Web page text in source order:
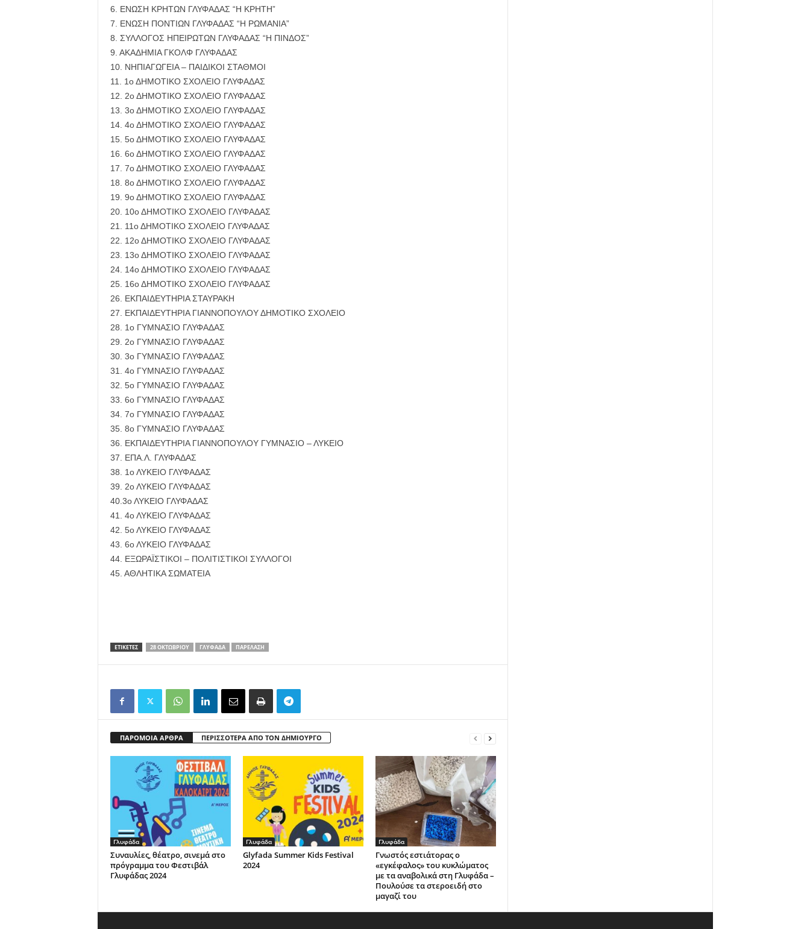
6. ΕΝΩΣΗ ΚΡΗΤΩΝ ΓΛΥΦΑΔΑΣ “Η ΚΡΗΤΗ”
7. ΕΝΩΣΗ ΠΟΝΤΙΩΝ ΓΛΥΦΑΔΑΣ “Η ΡΩΜΑΝΙΑ”
8. ΣΥΛΛΟΓΟΣ ΗΠΕΙΡΩΤΩΝ ΓΛΥΦΑΔΑΣ “Η ΠΙΝΔΟΣ”
9. ΑΚΑΔΗΜΙΑ ΓΚΟΛΦ ΓΛΥΦΑΔΑΣ
10. ΝΗΠΙΑΓΩΓΕΙΑ – ΠΑΙΔΙΚΟΙ ΣΤΑΘΜΟΙ
11. 1ο ΔΗΜΟΤΙΚΟ ΣΧΟΛΕΙΟ ΓΛΥΦΑΔΑΣ
12. 2ο ΔΗΜΟΤΙΚΟ ΣΧΟΛΕΙΟ ΓΛΥΦΑΔΑΣ
13. 3ο ΔΗΜΟΤΙΚΟ ΣΧΟΛΕΙΟ ΓΛΥΦΑΔΑΣ
14. 4ο ΔΗΜΟΤΙΚΟ ΣΧΟΛΕΙΟ ΓΛΥΦΑΔΑΣ
15. 5ο ΔΗΜΟΤΙΚΟ ΣΧΟΛΕΙΟ ΓΛΥΦΑΔΑΣ
16. 6ο ΔΗΜΟΤΙΚΟ ΣΧΟΛΕΙΟ ΓΛΥΦΑΔΑΣ
17. 7ο ΔΗΜΟΤΙΚΟ ΣΧΟΛΕΙΟ ΓΛΥΦΑΔΑΣ
18. 8ο ΔΗΜΟΤΙΚΟ ΣΧΟΛΕΙΟ ΓΛΥΦΑΔΑΣ
19. 9ο ΔΗΜΟΤΙΚΟ ΣΧΟΛΕΙΟ ΓΛΥΦΑΔΑΣ
20. 10ο ΔΗΜΟΤΙΚΟ ΣΧΟΛΕΙΟ ΓΛΥΦΑΔΑΣ
21. 11ο ΔΗΜΟΤΙΚΟ ΣΧΟΛΕΙΟ ΓΛΥΦΑΔΑΣ
22. 12ο ΔΗΜΟΤΙΚΟ ΣΧΟΛΕΙΟ ΓΛΥΦΑΔΑΣ
23. 13ο ΔΗΜΟΤΙΚΟ ΣΧΟΛΕΙΟ ΓΛΥΦΑΔΑΣ
24. 14ο ΔΗΜΟΤΙΚΟ ΣΧΟΛΕΙΟ ΓΛΥΦΑΔΑΣ
25. 16ο ΔΗΜΟΤΙΚΟ ΣΧΟΛΕΙΟ ΓΛΥΦΑΔΑΣ
26. EKΠΑΙΔΕΥΤΗΡΙΑ ΣΤΑΥΡΑΚΗ
27. EKΠΑΙΔΕΥΤΗΡΙΑ ΓΙΑΝΝΟΠΟΥΛΟΥ ΔΗΜΟΤΙΚΟ ΣΧΟΛΕΙΟ
28. 1ο ΓΥΜΝΑΣΙΟ ΓΛΥΦΑΔΑΣ
29. 2ο ΓΥΜΝΑΣΙΟ ΓΛΥΦΑΔΑΣ
30. 3ο ΓΥΜΝΑΣΙΟ ΓΛΥΦΑΔΑΣ
31. 4ο ΓΥΜΝΑΣΙΟ ΓΛΥΦΑΔΑΣ
32. 5ο ΓΥΜΝΑΣΙΟ ΓΛΥΦΑΔΑΣ
33. 6ο ΓΥΜΝΑΣΙΟ ΓΛΥΦΑΔΑΣ
34. 7ο ΓΥΜΝΑΣΙΟ ΓΛΥΦΑΔΑΣ
35. 8ο ΓΥΜΝΑΣΙΟ ΓΛΥΦΑΔΑΣ
36. EKΠΑΙΔΕΥΤΗΡΙΑ ΓΙΑΝΝΟΠΟΥΛΟΥ ΓΥΜΝΑΣΙΟ – ΛΥΚΕΙΟ
37. ΕΠΑ.Λ. ΓΛΥΦΑΔΑΣ
38. 1ο ΛΥΚΕΙΟ ΓΛΥΦΑΔΑΣ
39. 2ο ΛΥΚΕΙΟ ΓΛΥΦΑΔΑΣ
40.3ο ΛΥΚΕΙΟ ΓΛΥΦΑΔΑΣ
41. 4ο ΛΥΚΕΙΟ ΓΛΥΦΑΔΑΣ
42. 5ο ΛΥΚΕΙΟ ΓΛΥΦΑΔΑΣ
43. 6ο ΛΥΚΕΙΟ ΓΛΥΦΑΔΑΣ
44. ΕΞΩΡΑΪΣΤΙΚΟΙ – ΠΟΛΙΤΙΣΤΙΚΟΙ ΣΥΛΛΟΓΟΙ
45. ΑΘΛΗΤΙΚΑ ΣΩΜΑΤΕΙΑ
ΕΤΙΚΕΤΕΣ 28 ΟΚΤΩΒΡΊΟΥ ΓΛΥΦΆΔΑ ΠΑΡΈΛΑΣΗ
ΠΑΡΟΜΟΙΑ ΑΡΘΡΑ ΠΕΡΙΣΣΟΤΕΡΑ ΑΠΟ ΤΟΝ ΔΗΜΙΟΥΡΓΟ
Γλυφάδα
Συναυλίες, θέατρο, σινεμά στο
πρόγραμμα του Φεστιβάλ
Γλυφάδας 2024
Γλυφάδα
Glyfada Summer Kids Festival
2024
Γλυφάδα
Γνωστός εστιάτορας ο
«εγκέφαλος» του κυκλώματος
με τα αναβολικά στη Γλυφάδα –
Πουλούσε τα στεροειδή στο
μαγαζί του